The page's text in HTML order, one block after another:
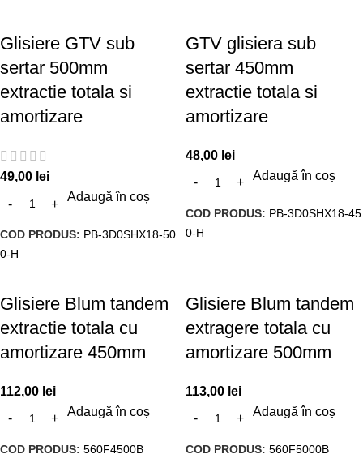
Glisiere GTV sub
sertar 500mm
extractie totala si
amortizare
49,00 lei
Adaugă în coș
COD PRODUS: PB-3D0SHX18-50
0-H
GTV glisiera sub
sertar 450mm
extractie totala si
amortizare
48,00 lei
Adaugă în coș
COD PRODUS: PB-3D0SHX18-45
0-H
Glisiere Blum tandem
extractie totala cu
amortizare 450mm
112,00 lei
Adaugă în coș
COD PRODUS: 560F4500B
Glisiere Blum tandem
extragere totala cu
amortizare 500mm
113,00 lei
Adaugă în coș
COD PRODUS: 560F5000B